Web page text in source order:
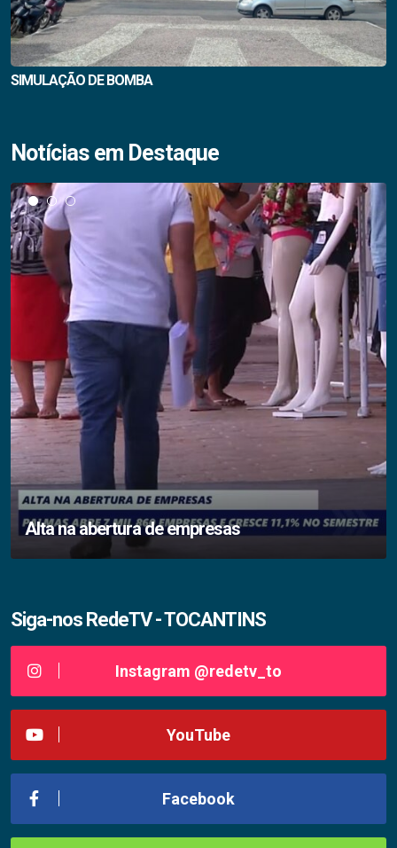
SIMULAÇÃO DE BOMBA
Notícias em Destaque
Alta na abertura de empresas
Siga-nos RedeTV - TOCANTINS
Instagram @redetv_to
YouTube
Facebook